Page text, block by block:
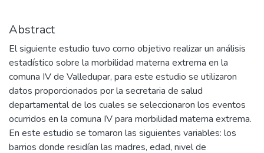
Abstract
El siguiente estudio tuvo como objetivo realizar un análisis
estadístico sobre la morbilidad materna extrema en la
comuna IV de Valledupar, para este estudio se utilizaron
datos proporcionados por la secretaria de salud
departamental de los cuales se seleccionaron los eventos
ocurridos en la comuna IV para morbilidad materna extrema.
En este estudio se tomaron las siguientes variables: los
barrios donde residían las madres, edad, nivel de